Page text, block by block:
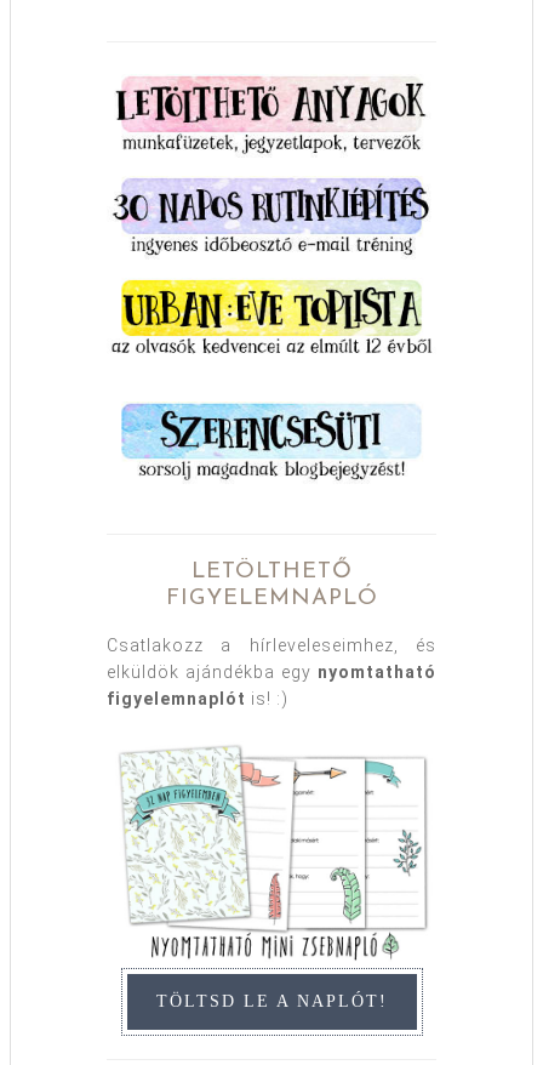
LETÖLTHETŐ
FIGYELEMNAPLÓ
Csatlakozz a hírleveleseimhez, és
elküldök ajándékba egy nyomtatható
figyelemnaplót is! :)
TÖLTSD LE A NAPLÓT!